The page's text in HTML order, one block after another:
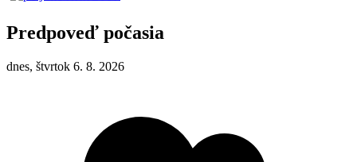
Predpoveď počasia
dnes, štvrtok 6. 8. 2026